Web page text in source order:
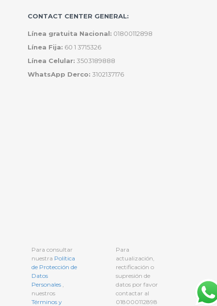
CONTACT CENTER GENERAL:
Línea gratuita Nacional: 01800112898
Línea Fija: 60 1 3715326
Línea Celular: 3503189888
WhatsApp Derco: 3102137176
Para consultar
nuestra Política
de Protección de
Datos
Personales
nuestros
Términos y
Para
actualización,
rectificación o
supresión de
datos por favor
contactar al
018000112898